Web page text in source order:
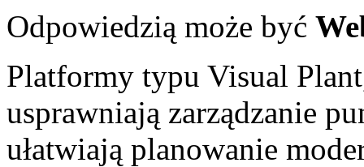
Odpowiedzią może być
Platformy typu Visual
usprawniają zarządzanie
ułatwiają planowanie